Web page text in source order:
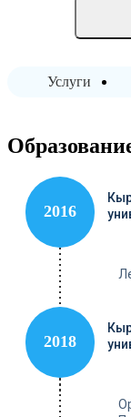
Услуги
2016
2018